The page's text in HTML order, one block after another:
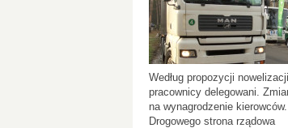
Według propozycji
pracownicy delegowani.
na wynagrodzenie
Drogowego strona rządowa